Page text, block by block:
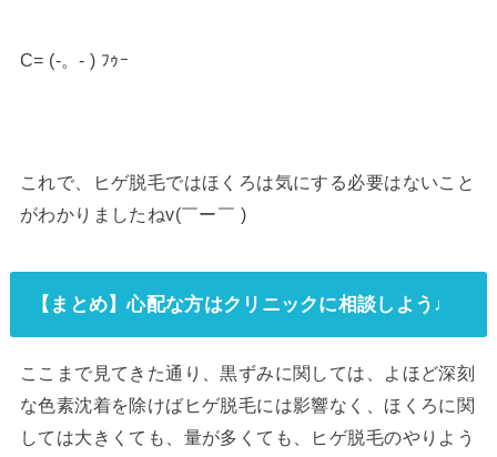
C= (-。- ) ﾌｩｰ
これで、ヒゲ脱毛ではほくろは気にする必要はないこと
がわかりましたねv(￣ー￣ )
【まとめ】心配な方はクリニックに相談しよう♩
ここまで見てきた通り、黒ずみに関しては、よほど深刻
な色素沈着を除けばヒゲ脱毛には影響なく、ほくろに関
しては大きくても、量が多くても、ヒゲ脱毛のやりよう